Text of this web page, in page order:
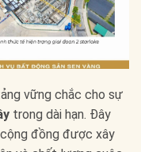
vững chắc cho sự
trong dài hạn. Đây
đồng được xây